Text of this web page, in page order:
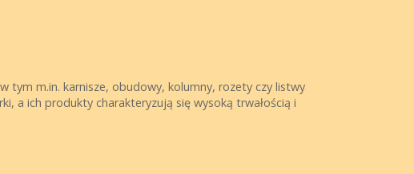
tym m.in. karnisze, obudowy, kolumny, rozety czy listwy
a ich produkty charakteryzują się wysoką trwałością i